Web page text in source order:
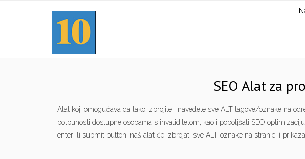
SEO Alat za
Alat koji omogućava da lako izbrojite i navedete sve ALT tagove/oznake na
potpunosti dostupne osobama s invaliditetom, kao i poboljšati SEO
enter ili submit button, naš alat će izbrojati sve ALT oznake na stranici i